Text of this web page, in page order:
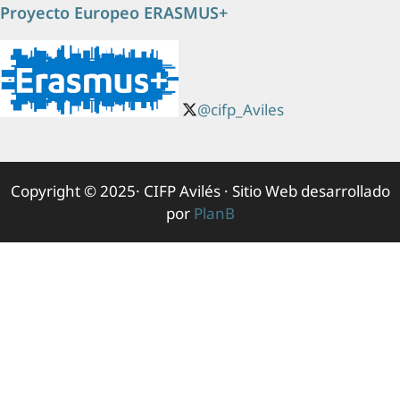
Proyecto Europeo ERASMUS+
@cifp_Aviles
Copyright © 2025· CIFP Avilés · Sitio Web desarrollado
por PlanB